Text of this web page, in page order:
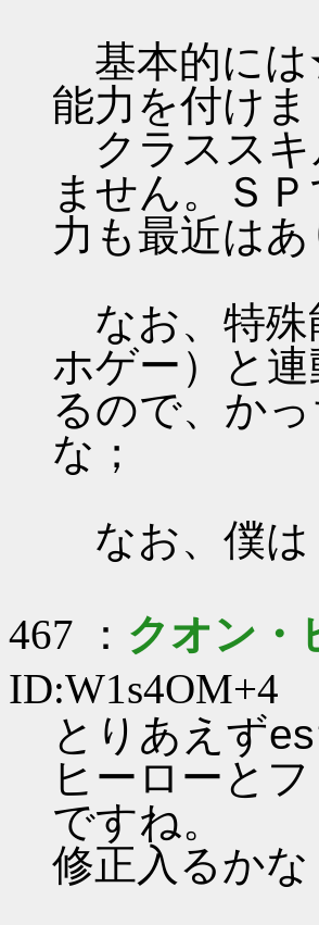
基本的には
能力を付け
クラススキ
ません。Ｓ
力も最近は
なお、特殊
ホゲー）と
るので、か
な；
なお、僕は
467 ： クオン・
ID:W1s4OM+4
とりあえず
ヒーローと
ですね。
修正入るかな